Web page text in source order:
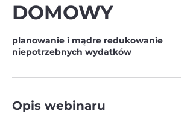
DOMOWY
planowanie i mądre redukowanie
niepotrzebnych wydatków
Opis webinaru